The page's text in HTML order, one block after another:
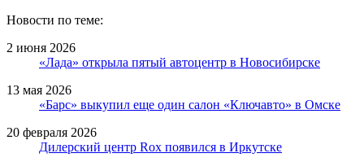
Новости по теме:
2 июня 2026
«Лада» открыла пятый автоцентр в Новосибирске
13 мая 2026
«Барс» выкупил еще один салон «Ключавто» в Омске
20 февраля 2026
Дилерский центр Rox появился в Иркутске